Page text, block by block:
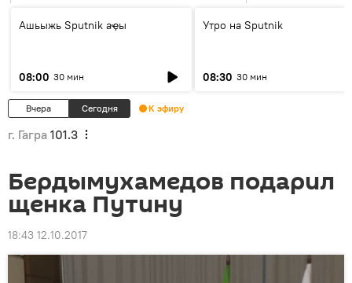
Ашьыжь Sputnik аҿы
08:00 30 мин
Утро на Sputnik
08:30 30 мин
Вчера Сегодня К эфиру
г. Гагра 101.3
Бердымухамедов подарил
щенка Путину
18:43 12.10.2017